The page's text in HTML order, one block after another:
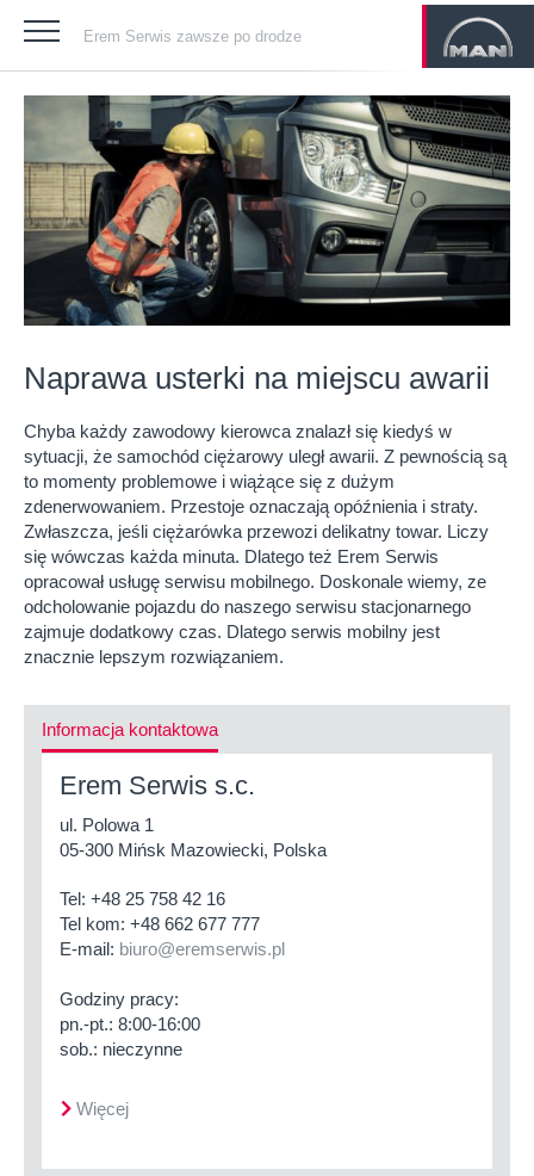
Erem Serwis zawsze po drodze
Naprawa usterki na miejscu awarii
Chyba każdy zawodowy kierowca znalazł się kiedyś w
sytuacji, że samochód ciężarowy uległ awarii. Z pewnością są
to momenty problemowe i wiążące się z dużym
zdenerwowaniem. Przestoje oznaczają opóźnienia i straty.
Zwłaszcza, jeśli ciężarówka przewozi delikatny towar. Liczy
się wówczas każda minuta. Dlatego też Erem Serwis
opracował usługę serwisu mobilnego. Doskonale wiemy, ze
odcholowanie pojazdu do naszego serwisu stacjonarnego
zajmuje dodatkowy czas. Dlatego serwis mobilny jest
znacznie lepszym rozwiązaniem.
Informacja kontaktowa
Erem Serwis s.c.
ul. Polowa 1
05-300 Mińsk Mazowiecki, Polska
Tel: +48 25 758 42 16
Tel kom: +48 662 677 777
E-mail: biuro@eremserwis.pl
Godziny pracy:
pn.-pt.: 8:00-16:00
sob.: nieczynne
Więcej